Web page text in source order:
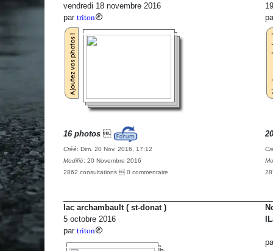
vendredi 18 novembre 2016
par triton
16 photos
Créé: Dim. 20 Nov. 2016, 17:12
Modifié: 20 Novembre 2016
2862 consultations  0 commentaire
lac archambault ( st-donat )
5 octobre 2016
par triton